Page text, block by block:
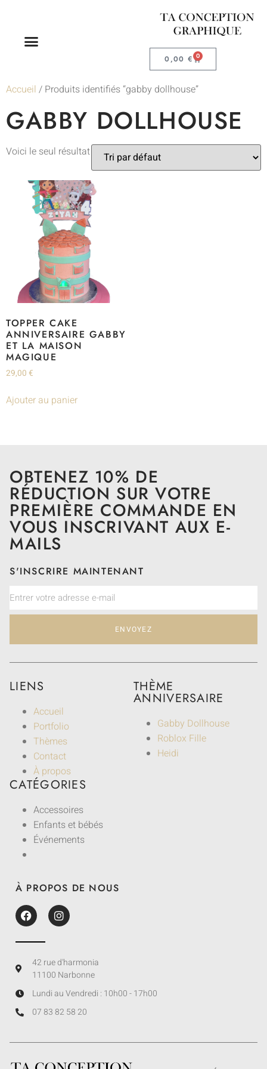
0,00 € 0
Accueil / Produits identifiés “gabby dollhouse”
GABBY DOLLHOUSE
Voici le seul résultat
TOPPER CAKE
ANNIVERSAIRE GABBY
ET LA MAISON
MAGIQUE
29,00 €
Ajouter au panier
OBTENEZ 10% DE
RÉDUCTION SUR VOTRE
PREMIÈRE COMMANDE EN
VOUS INSCRIVANT AUX E-
MAILS
S'INSCRIRE MAINTENANT
ENVOYEZ
LIENS
Accueil
Portfolio
Thèmes
Contact
À propos
THÈME
ANNIVERSAIRE
Gabby Dollhouse
Roblox Fille
Heidi
CATÉGORIES
Accessoires
Enfants et bébés
Événements
À PROPOS DE NOUS
42 rue d'harmonia
11100 Narbonne
Lundi au Vendredi : 10h00 - 17h00
07 83 82 58 20